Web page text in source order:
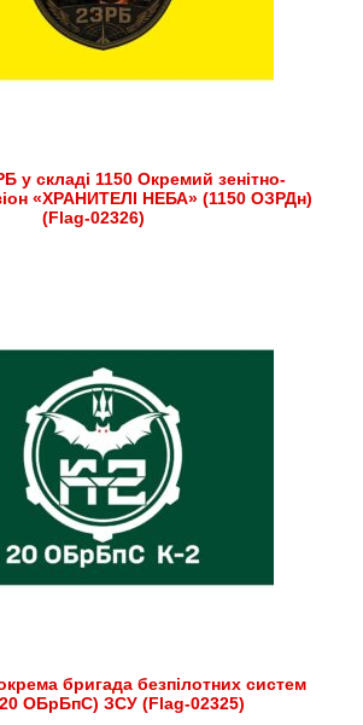
у складі 1150 Окремий зенітно-
«ХРАНИТЕЛІ НЕБА» (1150 ОЗРДн)
(Flag-02326)
бригада безпілотних систем
ОБрБпС) ЗСУ (Flag-02325)